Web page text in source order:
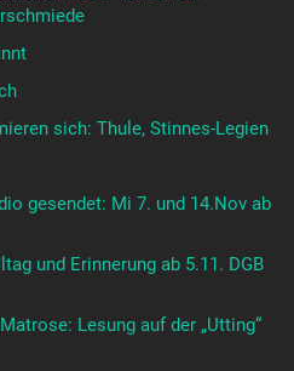
sich: Thule, Stinnes-Legien
gesendet: Mi 7. und 14.Nov ab
und Erinnerung ab 5.11. DGB
Lesung auf der „Utting“